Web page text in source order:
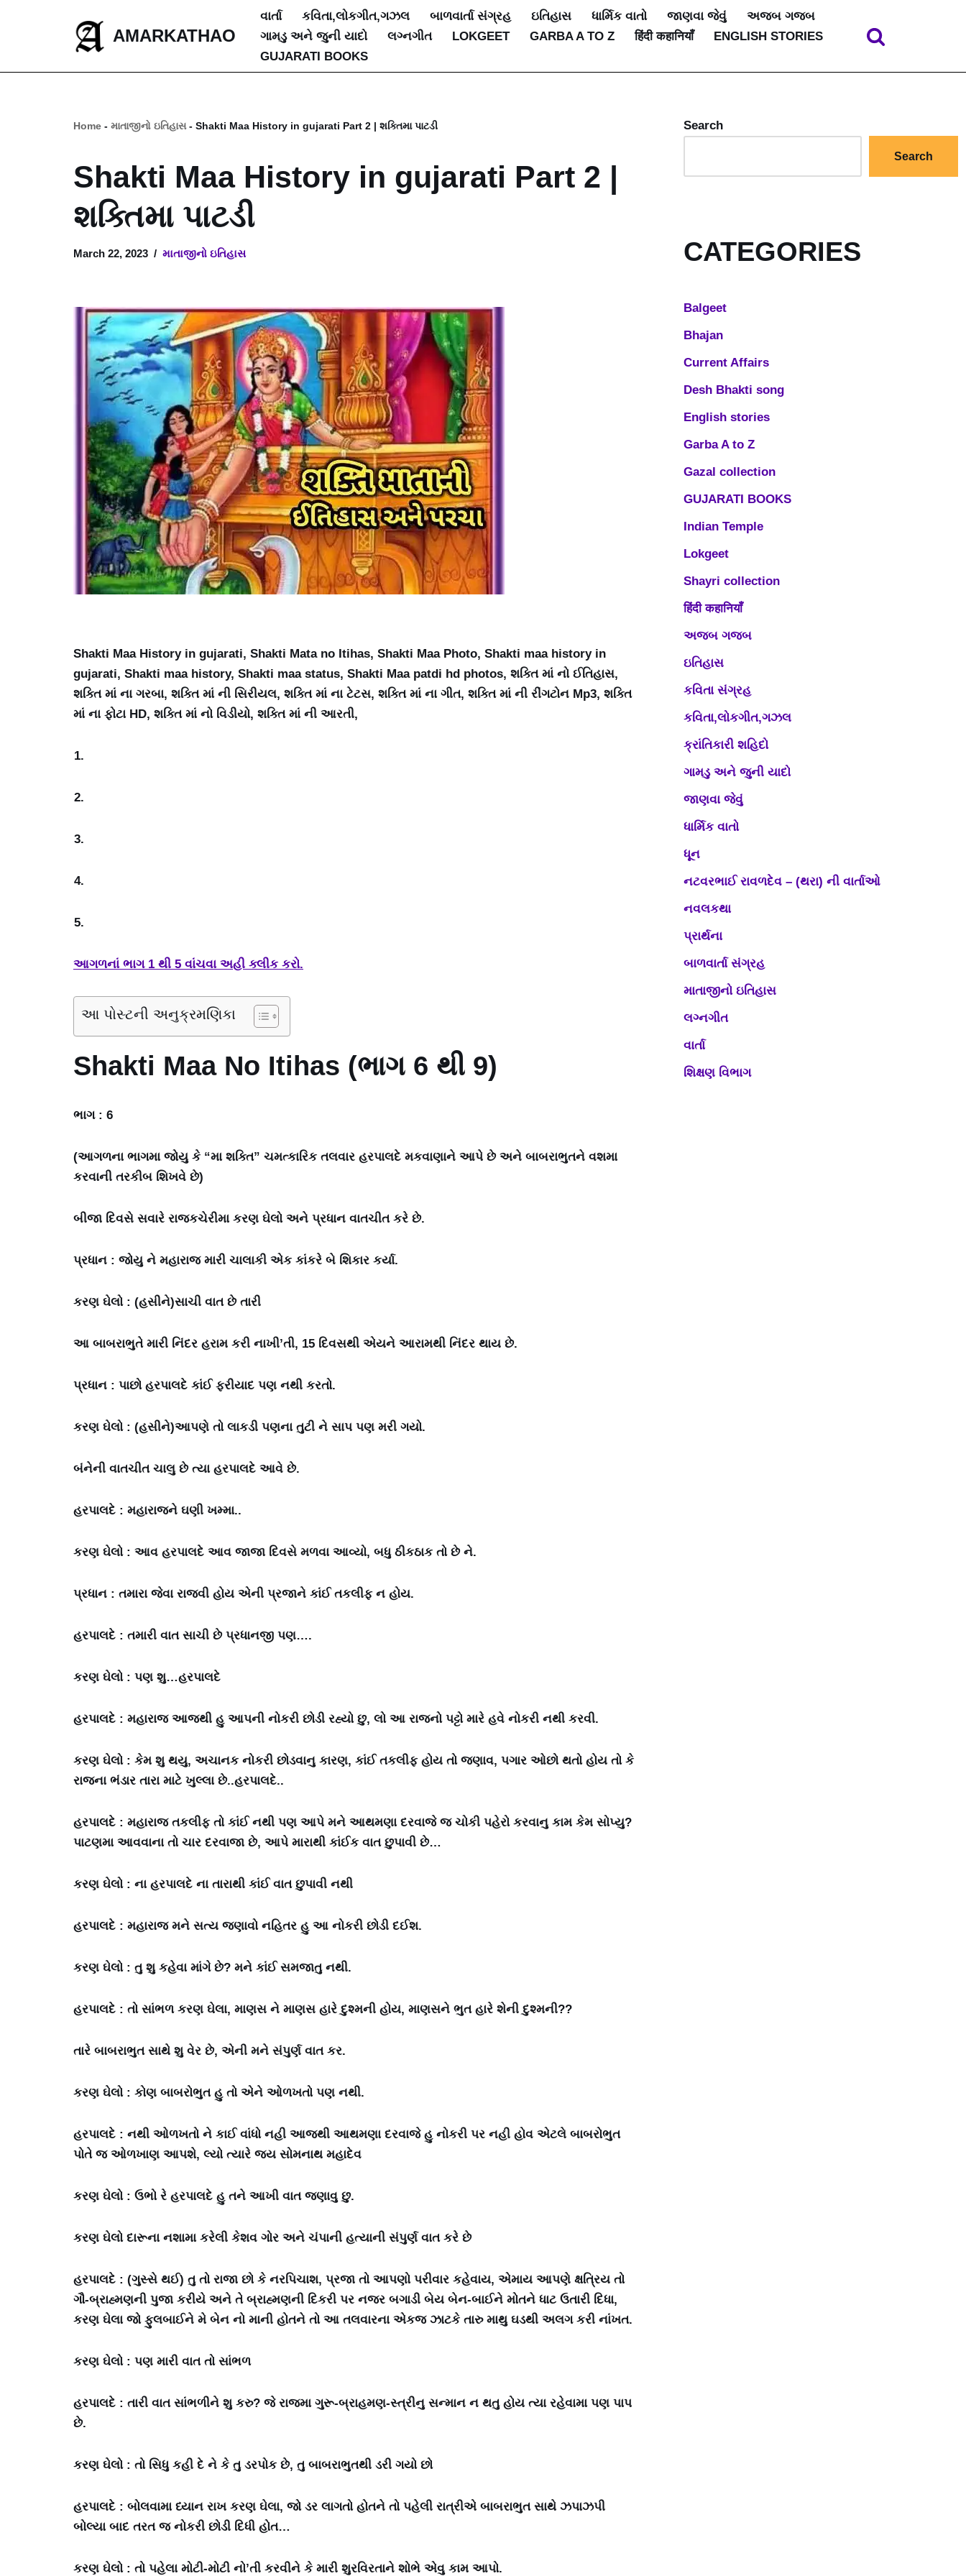
AMARKATHAO
વાર્તા કવિતા,લોકગીત,ગઝલ બાળવાર્તા સંગ્રહ ઇતિહાસ ધાર્મિક વાતો જાણવા જેવું
અજબ ગજબ
ગામડુ અને જુની યાદો
લગ્નગીત LOKGEET GARBA A TO Z हिंदी कहानियाँ
ENGLISH STORIES
GUJARATI BOOKS
Home - માતાજીનો ઇતિહાસ- Shakti Maa History in gujarati Part 2 | શક્તિમા પાટડી
Shakti Maa History in gujarati Part 2 |
શક્તિમા પાટડી
March 22, 2023 માતાજીનો ઇતિહાસ
Shakti Maa History in gujarati, Shakti Mata no Itihas, Shakti Maa Photo, Shakti maa history in
gujarati, Shakti maa history, Shakti maa status, Shakti Maa patdi hd photos, શક્તિ માં નો ઈતિહાસ,
શક્તિ માં ના ગરબા, શક્તિ માં ની સિરીયલ, શક્તિ માં ના ટેટસ, શક્તિ માં ના ગીત, શક્તિ માં ની રીંગટોન Mp3, શક્તિ
માં ના ફોટા HD, શક્તિ માં નો વિડીયો, શક્તિ માં ની આરતી,
આગળનાં ભાગ 1 થી 5 વાંચવા અહી ક્લીક કરો.
આ પોસ્ટની અનુક્રમણિકા
Shakti Maa No Itihas (ભાગ 6 થી 9)
ભાગ : 6
(આગળના ભાગમા જોયુ કે “મા શક્તિ” ચમત્કારિક તલવાર હરપાલદે મકવાણાને આપે છે અને બાબરાભુતને વશમા
કરવાની તરકીબ શિખવે છે)
બીજા દિવસે સવારે રાજકચેરીમા કરણ ઘેલો અને પ્રધાન વાતચીત કરે છે.
પ્રધાન : જોયુ ને મહારાજ મારી ચાલાકી એક કાંકરે બે શિકાર કર્યા.
કરણ ઘેલો : (હસીને)સાચી વાત છે તારી
આ બાબરાભુતે મારી નિંદર હરામ કરી નાખી’તી, 15 દિવસથી એયને આરામથી નિંદર થાય છે.
પ્રધાન : પાછો હરપાલદે કાંઈ ફરીયાદ પણ નથી કરતો.
કરણ ઘેલો : (હસીને)આપણે તો લાકડી પણના તુટી ને સાપ પણ મરી ગયો.
બંનેની વાતચીત ચાલુ છે ત્યા હરપાલદે આવે છે.
હરપાલદે : મહારાજને ઘણી ખમ્મા..
કરણ ઘેલો : આવ હરપાલદે આવ જાજા દિવસે મળવા આવ્યો, બધુ ઠીકઠાક તો છે ને.
પ્રધાન : તમારા જેવા રાજવી હોય એની પ્રજાને કાંઈ તકલીફ ન હોય.
હરપાલદે : તમારી વાત સાચી છે પ્રધાનજી પણ….
કરણ ઘેલો : પણ શુ…હરપાલદે
હરપાલદે : મહારાજ આજથી હુ આપની નોકરી છોડી રહ્યો છુ, લો આ રાજનો પટ્ટો મારે હવે નોકરી નથી કરવી.
કરણ ઘેલો : કેમ શુ થયુ, અચાનક નોકરી છોડવાનુ કારણ, કાંઈ તકલીફ હોય તો જણાવ, પગાર ઓછો થતો હોય તો કે
રાજના ભંડાર તારા માટે ખુલ્લા છે..હરપાલદે..
હરપાલદે : મહારાજ તકલીફ તો કાંઈ નથી પણ આપે મને આથમણા દરવાજે જ ચોકી પહેરો કરવાનુ કામ કેમ સોપ્યુ?
પાટણમા આવવાના તો ચાર દરવાજા છે, આપે મારાથી કાંઈક વાત છુપાવી છે…
કરણ ઘેલો : ના હરપાલદે ના તારાથી કાંઈ વાત છુપાવી નથી
હરપાલદે : મહારાજ મને સત્ય જણાવો નહિતર હુ આ નોકરી છોડી દઈશ.
કરણ ઘેલો : તુ શુ કહેવા માંગે છે? મને કાંઈ સમજાતુ નથી.
હરપાલદે : તો સાંભળ કરણ ઘેલા, માણસ ને માણસ હારે દુશ્મની હોય, માણસને ભુત હારે શેની દુશ્મની??
તારે બાબરાભુત સાથે શુ વેર છે, એની મને સંપુર્ણ વાત કર.
કરણ ઘેલો : કોણ બાબરોભુત હુ તો એને ઓળખતો પણ નથી.
હરપાલદે : નથી ઓળખતો ને કાઈ વાંધો નહી આજથી આથમણા દરવાજે હુ નોકરી પર નહી હોવ એટલે બાબરોભુત
પોતે જ ઓળખાણ આપશે, લ્યો ત્યારે જય સોમનાથ મહાદેવ
કરણ ઘેલો : ઉભો રે હરપાલદે હુ તને આખી વાત જણાવુ છુ.
કરણ ઘેલો દારૂના નશામા કરેલી કેશવ ગોર અને ચંપાની હત્યાની સંપુર્ણ વાત કરે છે
હરપાલદે : (ગુસ્સે થઈ) તુ તો રાજા છો કે નરપિચાશ, પ્રજા તો આપણો પરીવાર કહેવાય, એમાય આપણે ક્ષત્રિય તો
ગૌ-બ્રાહ્મણની પુજા કરીયે અને તે બ્રાહ્મણની દિકરી પર નજર બગાડી બેય બેન-બાઈને મોતને ધાટ ઉતારી દિધા,
કરણ ઘેલા જો ફુલબાઈને મે બેન નો માની હોતને તો આ તલવારના એકજ ઝાટકે તારુ માથુ ઘડથી અલગ કરી નાંખત.
કરણ ઘેલો : પણ મારી વાત તો સાંભળ
હરપાલદે : તારી વાત સાંભળીને શુ કરુ? જે રાજમા ગુરૂ-બ્રાહમણ-સ્ત્રીનુ સન્માન ન થતુ હોય ત્યા રહેવામા પણ પાપ
છે.
કરણ ઘેલો : તો સિધુ કહી દે ને કે તુ ડરપોક છે, તુ બાબરાભુતથી ડરી ગયો છો
હરપાલદે : બોલવામા ધ્યાન રાખ કરણ ઘેલા, જો ડર લાગતો હોતને તો પહેલી રાત્રીએ બાબરાભુત સાથે ઝપાઝપી
બોલ્યા બાદ તરત જ નોકરી છોડી દિધી હોત…
કરણ ઘેલો : તો પહેલા મોટી-મોટી નો’તી કરવીને કે મારી શુરવિરતાને શોભે એવુ કામ આપો.
Search
Search
CATEGORIES
Balgeet
Bhajan
Current Affairs
Desh Bhakti song
English stories
Garba A to Z
Gazal collection
GUJARATI BOOKS
Indian Temple
Lokgeet
Shayri collection
हिंदी कहानियाँ
અજબ ગજબ
ઇતિહાસ
કવિતા સંગ્રહ
કવિતા,લોકગીત,ગઝલ
ક્રાંતિકારી શહિદો
ગામડુ અને જુની યાદો
જાણવા જેવું
ધાર્મિક વાતો
ધૂન
નટવરભાઈ રાવળદેવ – (થરા) ની વાર્તાઓ
નવલકથા
પ્રાર્થના
બાળવાર્તા સંગ્રહ
માતાજીનો ઇતિહાસ
લગ્નગીત
વાર્તા
શિક્ષણ વિભાગ